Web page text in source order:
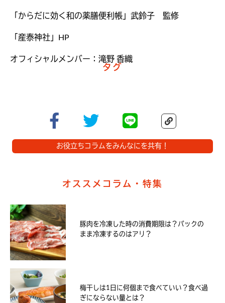
「からだに効く和の薬膳便利帳」武鈴子 監修
「産泰神社」HP
オフィシャルメンバー：滝野 香織
タグ
お役立ちコラムをみんなにを共有！
オススメコラム・特集
豚肉を冷凍した時の消費期限は？パックの
まま冷凍するのはアリ？
梅干しは1日に何個まで食べていい？食べ過
ぎにならない量とは？